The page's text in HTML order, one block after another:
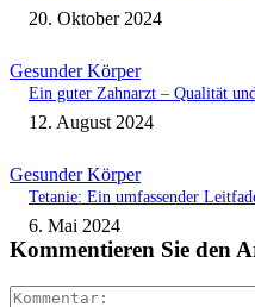
20. Oktober 2024
Gesunder Körper
Ein guter Zahnarzt – Qualität
12. August 2024
Gesunder Körper
Tetanie: Ein umfassender
6. Mai 2024
Kommentieren Sie den